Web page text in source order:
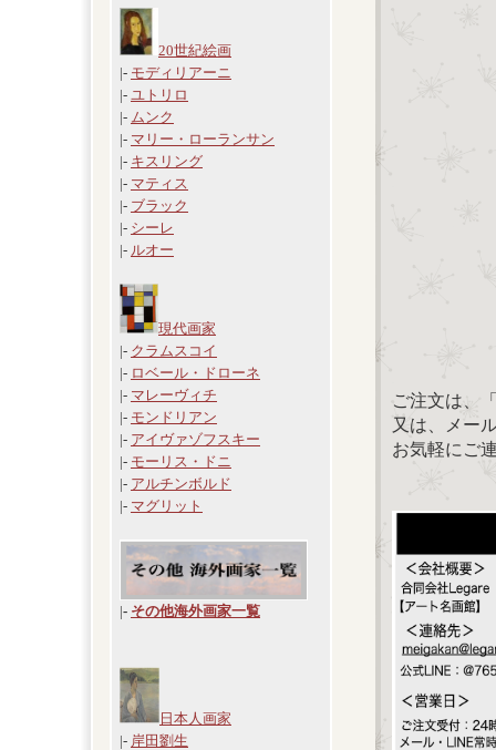
20世紀絵画
|- モディリアーニ
|- ユトリロ
|- ムンク
|- マリー・ローランサン
|- キスリング
|- マティス
|- ブラック
|- シーレ
|- ルオー
現代画家
|- クラムスコイ
|- ロベール・ドローネ
|- マレーヴィチ
|- モンドリアン
|- アイヴァゾフスキー
|- モーリス・ドニ
|- アルチンボルド
|- マグリット
|- その他海外画家一覧
日本人画家
|- 岸田劉生
ご注文は、
又は、メー
お気軽にご